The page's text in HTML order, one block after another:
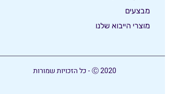
מבצעים
מוצרי הייבוא שלנו
Ⓒ 2020 - כל הזכויות שמורות